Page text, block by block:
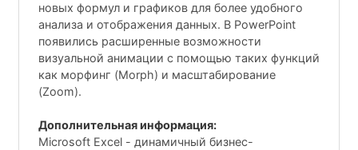
новых формул и графиков для более удобного
анализа и отображения данных. В PowerPoint
появились расширенные возможности
визуальной анимации с помощью таких функций
как морфинг (Morph) и масштабирование
(Zoom).
Дополнительная информация:
Microsoft Excel - динамичный бизнес-